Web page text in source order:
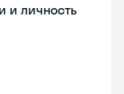
и личность